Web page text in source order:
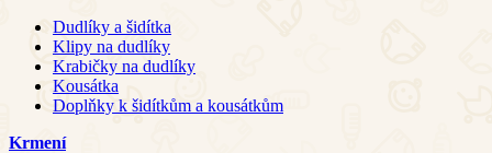
Dudlíky a šidítka
Klipy na dudlíky
Krabičky na dudlíky
Kousátka
Doplňky k šidítkům a kousátkům
Krmení